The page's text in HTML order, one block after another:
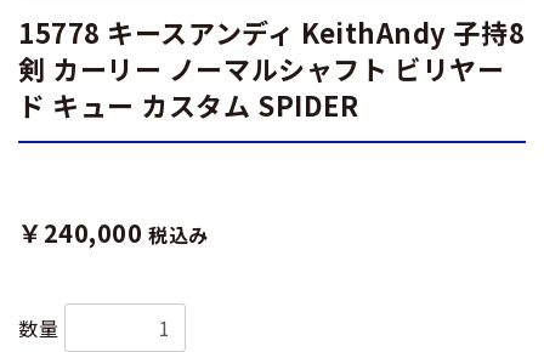
15778 キースアンディ KeithAndy 子持8
剣 カーリー ノーマルシャフト ビリヤー
ド キュー カスタム SPIDER
￥240,000 税込み
数量